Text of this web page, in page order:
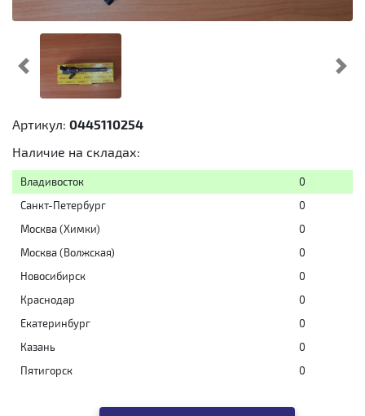
Предыдущий
Артикул: 0445110254
Наличие на складах:
Владивосток
0
Санкт-Петербург
0
Москва (Химки)
0
Москва (Волжская)
0
Новосибирск
0
Краснодар
0
Екатеринбург
0
Казань
0
Пятигорск
0